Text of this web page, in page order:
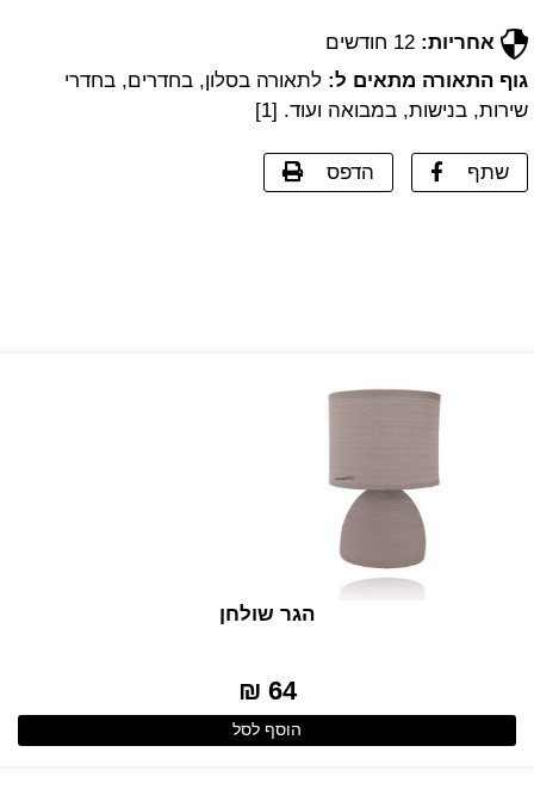
אחריות:
גוף התאורה מתאים ל: לתאורה בסלון, בחדרים, בחדרי
שירות, בנישות, במבואה ועוד. [1]
שתף הדפס
הגר שולחן
64 ₪
הוסף לסל